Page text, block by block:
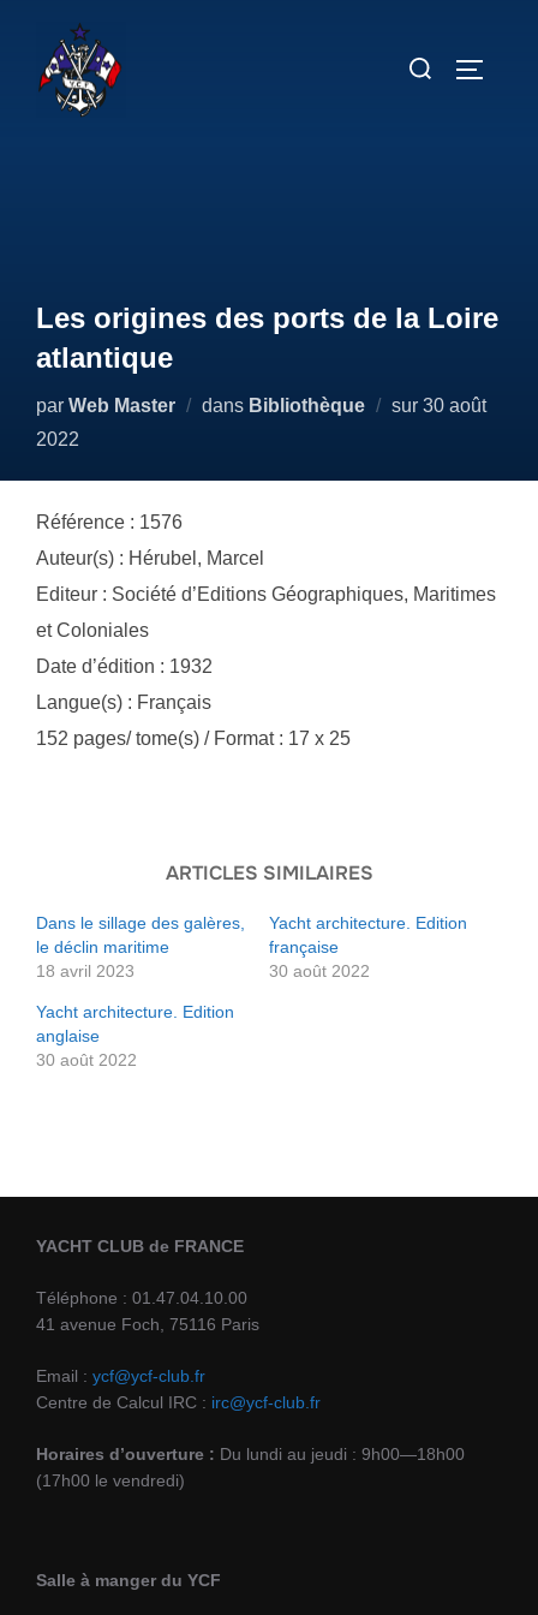
contenu
Rechercher :
Les origines des ports de la Loire
atlantique
par Web Master dans Bibliothèque sur Publié
30 août
2022
Référence : 1576
Auteur(s) : Hérubel, Marcel
Editeur : Société d’Editions Géographiques, Maritimes
et Coloniales
Date d’édition : 1932
Langue(s) : Français
152 pages/ tome(s) / Format : 17 x 25
ARTICLES SIMILAIRES
Dans le sillage des galères,
le déclin maritime
18 avril 2023
Yacht architecture. Edition
française
30 août 2022
Yacht architecture. Edition
anglaise
30 août 2022
YACHT CLUB de FRANCE
Téléphone : 01.47.04.10.00
41 avenue Foch, 75116 Paris
Email : ycf@ycf-club.fr
Centre de Calcul IRC : irc@ycf-club.fr
Horaires d’ouverture : Du lundi au jeudi : 9h00—18h00
(17h00 le vendredi)
Salle à manger du YCF